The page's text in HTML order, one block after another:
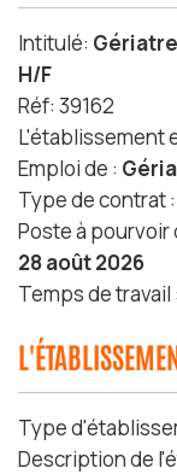
Intitulé:
H/F
Réf: 39162
L'établissement
Emploi de :
Type de contrat :
Poste à
28 août 2026
Temps de
Type
Description de